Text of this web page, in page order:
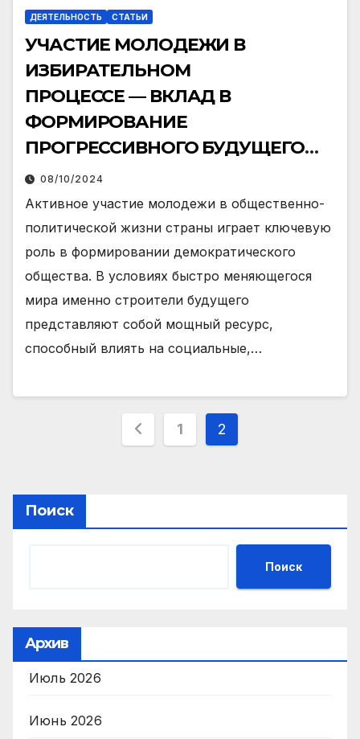
ДЕЯТЕЛЬНОСТЬ СТАТЬИ
УЧАСТИЕ МОЛОДЕЖИ В
ИЗБИРАТЕЛЬНОМ
ПРОЦЕССЕ — ВКЛАД В
ФОРМИРОВАНИЕ
ПРОГРЕССИВНОГО БУДУЩЕГО
СТРАНЫ
08/10/2024
Активное участие молодежи в общественно-
политической жизни страны играет ключевую
роль в формировании демократического
общества. В условиях быстро меняющегося
мира именно строители будущего
представляют собой мощный ресурс,
способный влиять на социальные,…
Навигация
1 2
Поиск
Поиск
Архив
Июль 2026
Июнь 2026